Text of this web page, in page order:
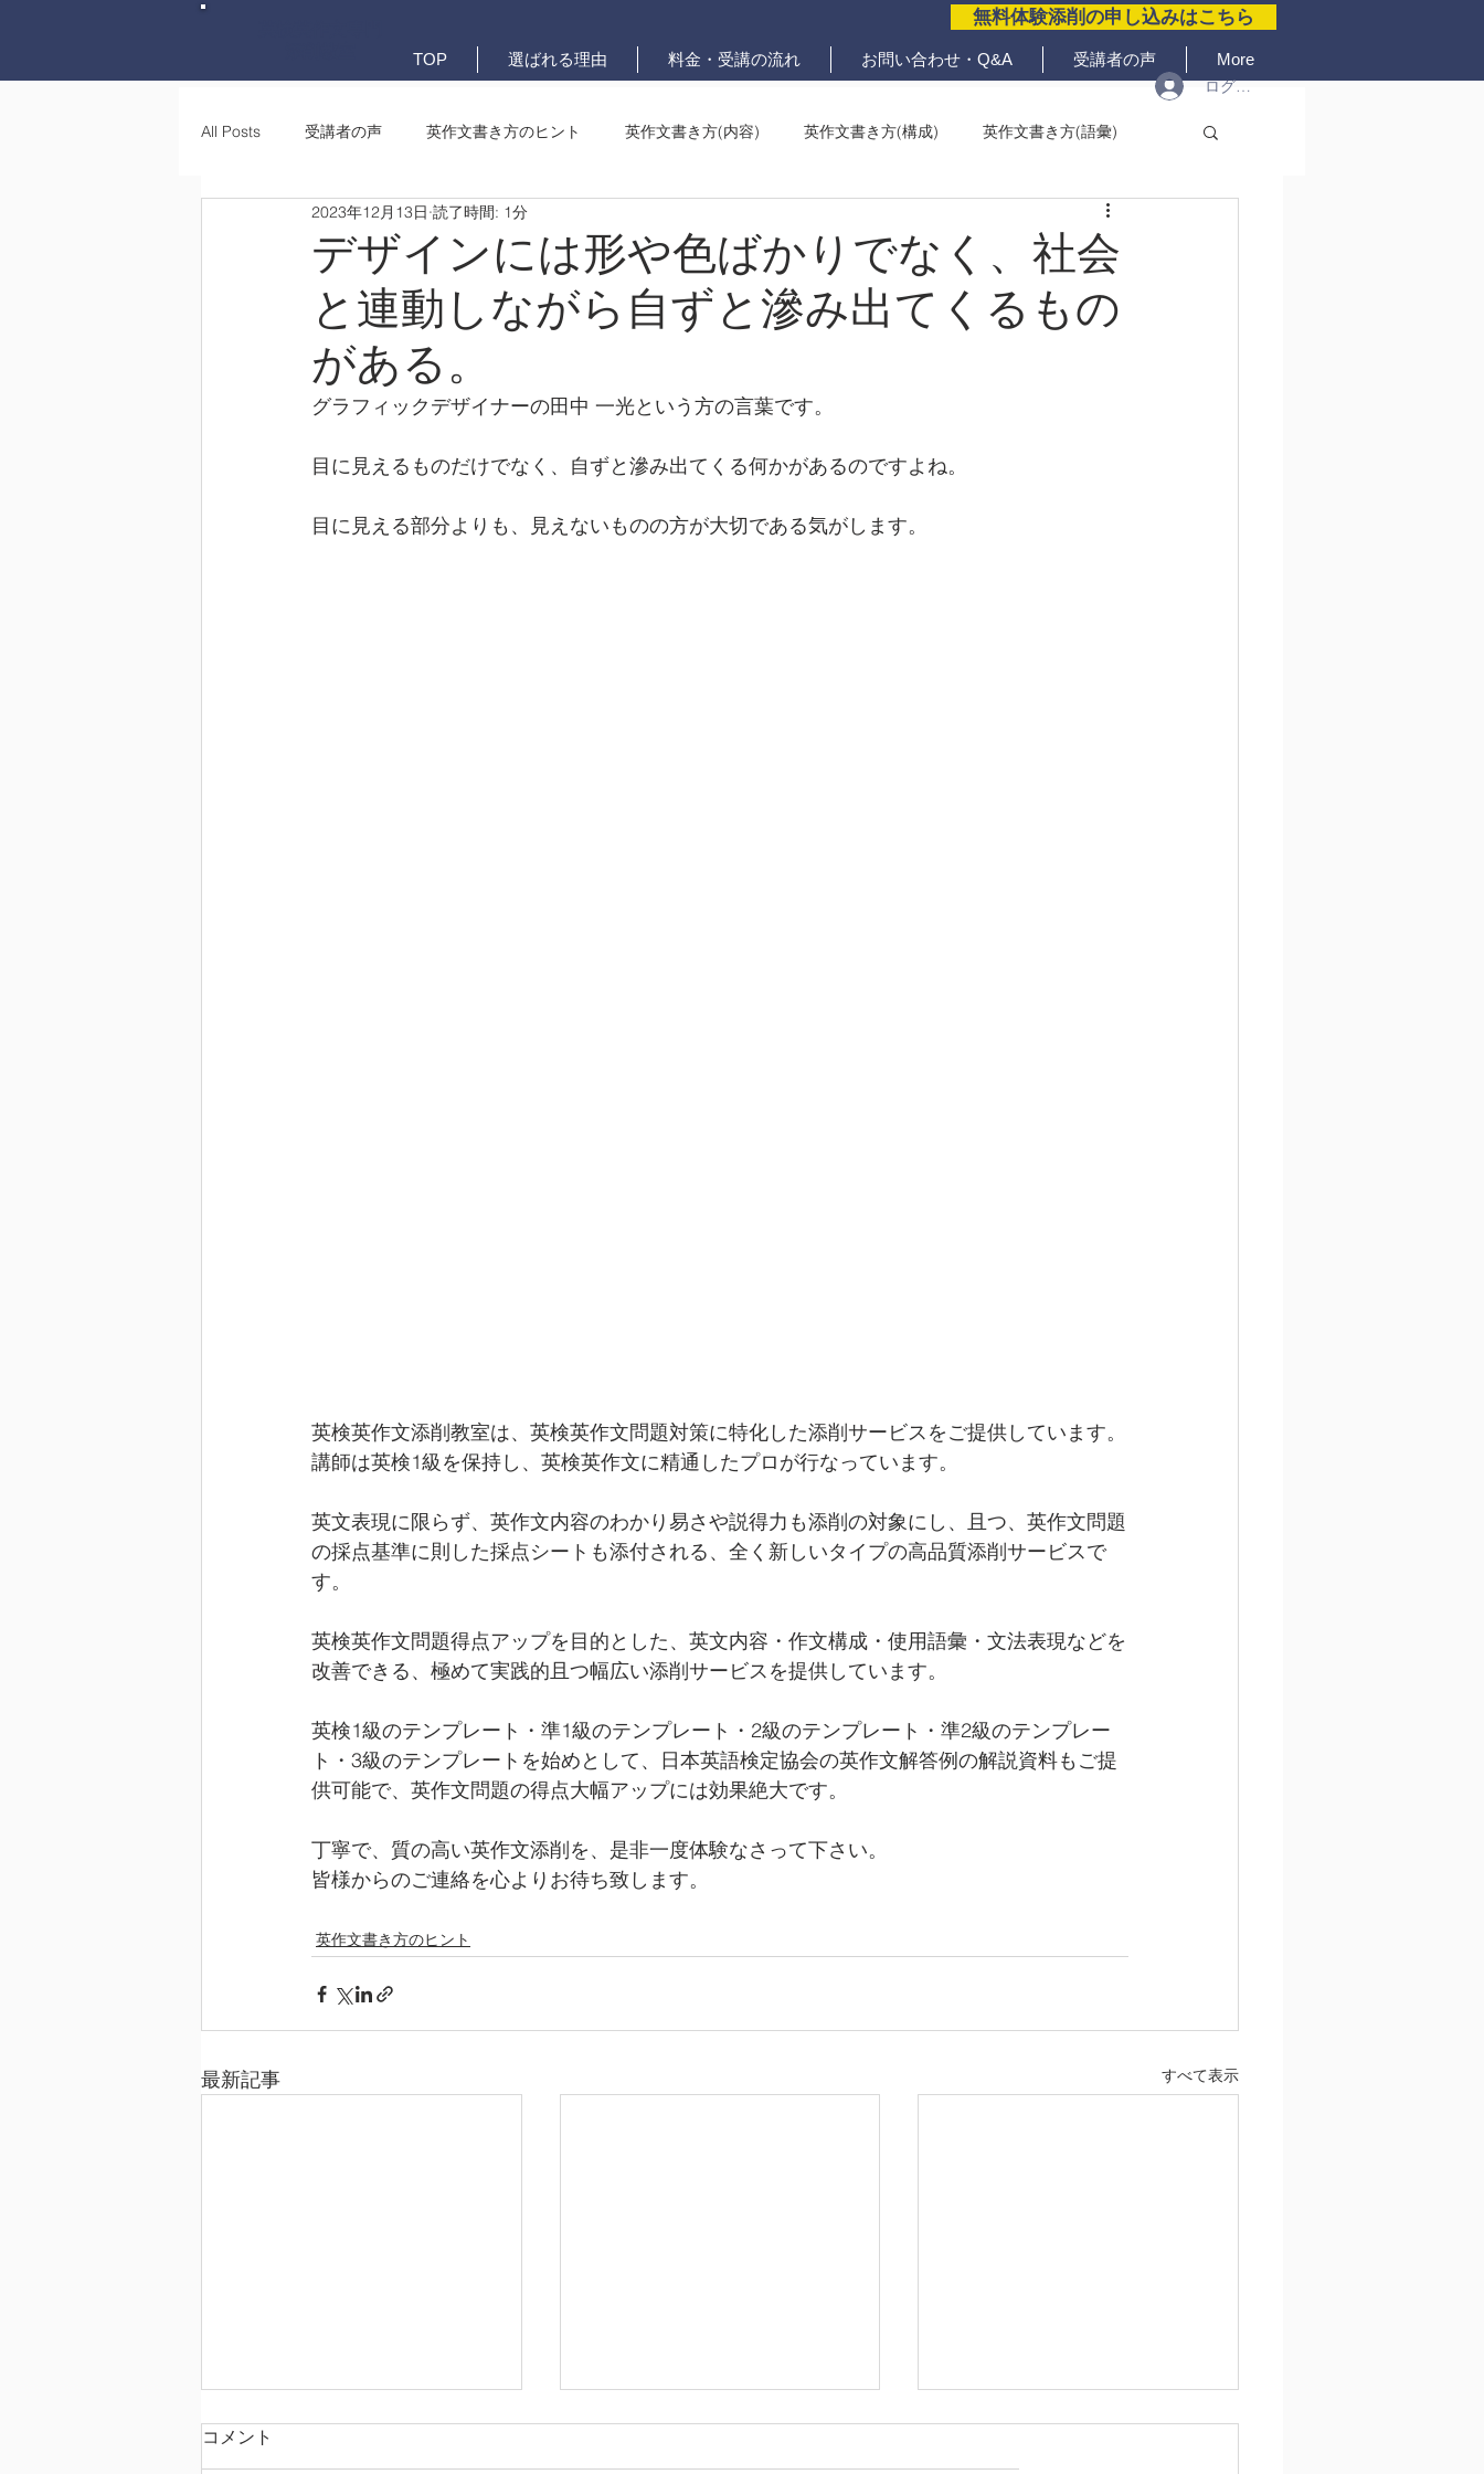
無料体験添削の申し込みはこちら
TOP 選ばれる理由 料金・受講の流れ お問い合わせ・Q&A 受講者の声 More
ログイン
All Posts 受講者の声 英作文書き方のヒント 英作文書き方(内容) 英作文書き方(構成) 英作文書き方(語彙)
英作文書き方(文法) 要約・e-メール問題
デザインには形や色ばかりでなく、社会
と連動しながら自ずと滲み出てくるもの
がある。
2023年12月13日 読了時間: 1分
グラフィックデザイナーの田中 一光という方の言葉です。
目に見えるものだけでなく、自ずと滲み出てくる何かがあるのですよね。
目に見える部分よりも、見えないものの方が大切である気がします。
英検英作文添削教室は、英検英作文問題対策に特化した添削サービスをご提供しています。
講師は英検1級を保持し、英検英作文に精通したプロが行なっています。
英文表現に限らず、英作文内容のわかり易さや説得力も添削の対象にし、且つ、英作文問題
の採点基準に則した採点シートも添付される、全く新しいタイプの高品質添削サービスで
す。
英検英作文問題得点アップを目的とした、英文内容・作文構成・使用語彙・文法表現などを
改善できる、極めて実践的且つ幅広い添削サービスを提供しています。
英検1級のテンプレート・準1級のテンプレート・2級のテンプレート・準2級のテンプレー
ト・3級のテンプレートを始めとして、日本英語検定協会の英作文解答例の解説資料もご提
供可能で、英作文問題の得点大幅アップには効果絶大です。
丁寧で、質の高い英作文添削を、是非一度体験なさって下さい。
皆様からのご連絡を心よりお待ち致します。
英作文書き方のヒント
最新記事 すべて表示
コメント